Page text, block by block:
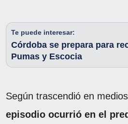
Te puede interesar:
Córdoba se prepara para
Pumas y Escocia
Según trascendió en
episodio ocurrió en el